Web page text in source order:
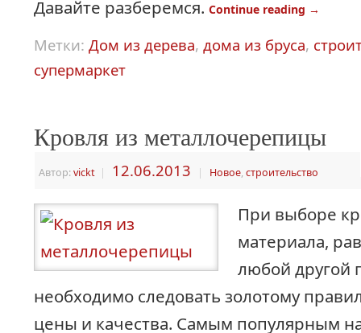
Давайте разберемся. Continue reading →
Метки: Дом из дерева, дома из бруса,
супермаркет
Кровля из металлочерепицы
Автор:vickt | 12.06.2013 | Новое, строительство
При выборе
материала,
любой другой
необходимо следовать золотому
цены и качества. Самым популярным